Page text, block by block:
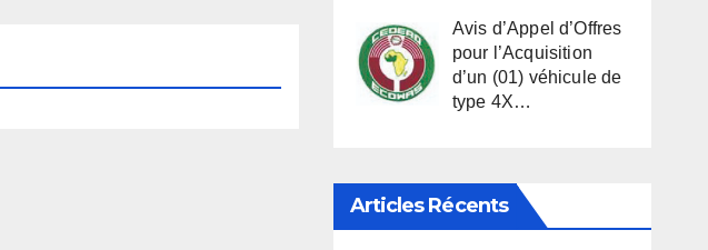
Avis d’Appel d’Offres
pour l’Acquisition
d’un (01) véhicule de
type 4X…
Articles Récents